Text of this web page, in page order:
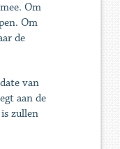
Om
Om
de
van
aan de
zullen